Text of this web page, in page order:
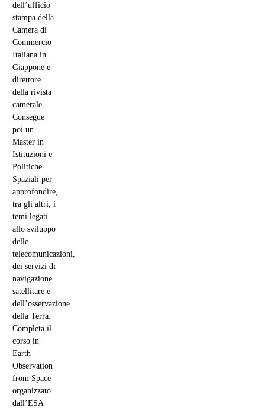
dell’ufficio
stampa della
Camera di
Commercio
Italiana in
Giappone e
direttore
della rivista
camerale.
Consegue
poi un
Master in
Istituzioni e
Politiche
Spaziali per
approfondire,
tra gli altri, i
temi legati
allo sviluppo
delle
telecomunicazioni,
dei servizi di
navigazione
satellitare e
dell’osservazione
della Terra.
Completa il
corso in
Earth
Observation
from Space
organizzato
dall’ESA